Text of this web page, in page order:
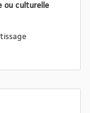
ou culturelle